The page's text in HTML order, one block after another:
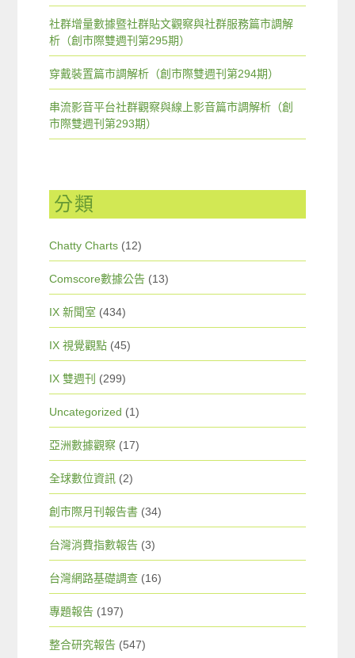
社群增量數據暨社群貼文觀察與社群服務篇市調解
析（創市際雙週刊第295期）
穿戴裝置篇市調解析（創市際雙週刊第294期）
串流影音平台社群觀察與線上影音篇市調解析（創
市際雙週刊第293期）
分類
Chatty Charts (12)
Comscore數據公告 (13)
IX 新聞室 (434)
IX 視覺觀點 (45)
IX 雙週刊 (299)
Uncategorized (1)
亞洲數據觀察 (17)
全球數位資訊 (2)
創市際月刊報告書 (34)
台灣消費指數報告 (3)
台灣網路基礎調查 (16)
專題報告 (197)
整合研究報告 (547)